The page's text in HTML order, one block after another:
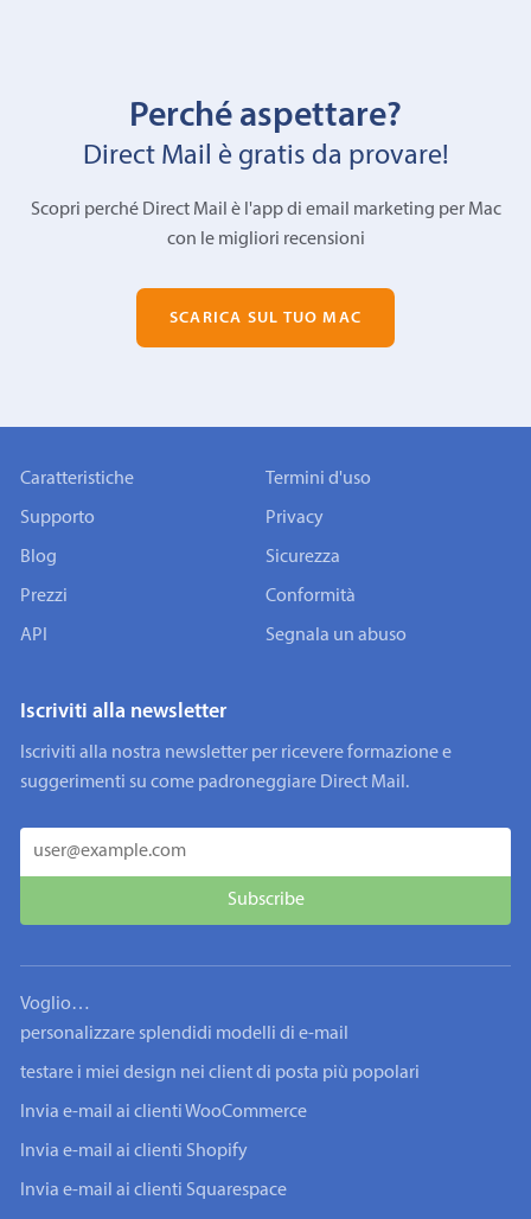
Perché aspettare?
Direct Mail è gratis da provare!
Scopri perché Direct Mail è l'app di email marketing per Mac
con le migliori recensioni
SCARICA SUL TUO MAC
Caratteristiche
Supporto
Blog
Prezzi
API
Termini d'uso
Privacy
Sicurezza
Conformità
Segnala un abuso
Iscriviti alla newsletter
Iscriviti alla nostra newsletter per ricevere formazione e
suggerimenti su come padroneggiare Direct Mail.
Voglio…
personalizzare splendidi modelli di e-mail
testare i miei design nei client di posta più popolari
Invia e-mail ai clienti WooCommerce
Invia e-mail ai clienti Shopify
Invia e-mail ai clienti Squarespace